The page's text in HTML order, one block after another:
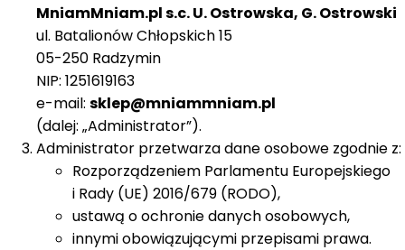
MniamMniam.pl s.c. U. Ostrowska, G. Ostrowski
ul. Batalionów Chłopskich 15
05-250 Radzymin
NIP: 1251619163
e-mail: sklep@mniammniam.pl
(dalej: „Administrator”).
Administrator przetwarza dane osobowe zgodnie z:
Rozporządzeniem Parlamentu Europejskiego
i Rady (UE) 2016/679 (RODO),
ustawą o ochronie danych osobowych,
innymi obowiązującymi przepisami prawa.